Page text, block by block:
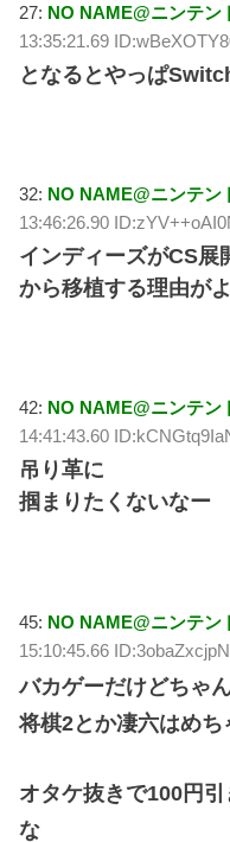
27: NO NAME@ニンテン
13:35:21.69
となるとやっぱ
32: NO NAME@ニンテン
13:46:26.90
インディーズがCS
から移植する理由が
42: NO NAME@ニンテン
14:41:43.60
吊り革に
掴まりたくないなー
45: NO NAME@ニンテン
15:10:45.66
バカゲーだけどちゃ
将棋2とか凄六はめ
オタケ抜きで100円
な